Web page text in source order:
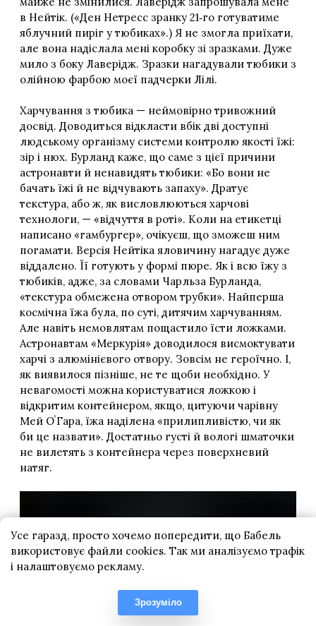
Усе гаразд, просто хочемо попередити, що Бабель
використовує файли cookies. Так ми аналізуємо трафік
і налаштовуємо рекламу.
Зрозуміло